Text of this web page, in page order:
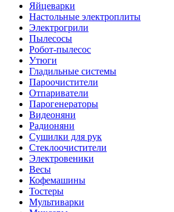
Яйцеварки
Настольные электроплиты
Электрогрили
Пылесосы
Робот-пылесос
Утюги
Гладильные системы
Пароочистители
Отпариватели
Парогенераторы
Видеоняни
Радионяни
Сушилки для рук
Стеклоочистители
Электровеники
Весы
Кофемашины
Тостеры
Мультиварки